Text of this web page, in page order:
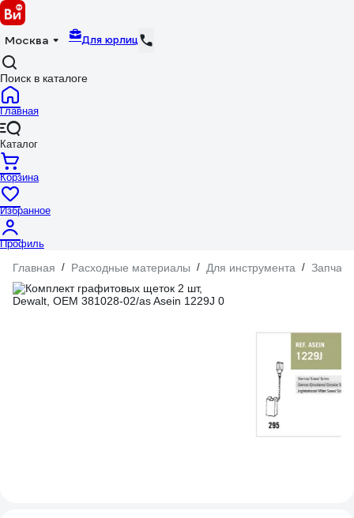
Москва Для юрлиц
Поиск в каталоге
Главная
Каталог
Корзина
Избранное
Профиль
Главная / Расходные материалы / Для инструмента /